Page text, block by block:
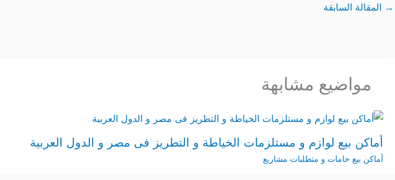
→ المقالة السابقة
مواضيع مشابهة
أماكن بيع لوازم و مستلزمات الخياطة و التطريز فى مصر و الدول العربية
أماكن بيع خامات و متطلبات مشاريع